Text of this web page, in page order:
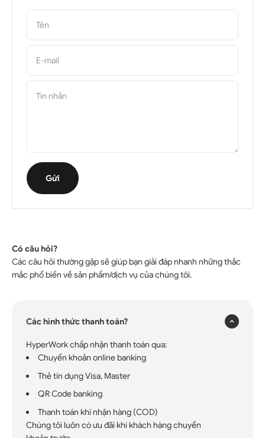
Tên
E-mail
Tin nhắn
Gửi
Có câu hỏi?
Các câu hỏi thường gặp sẽ giúp bạn giải đáp nhanh những thắc
mắc phổ biến về sản phẩm/dịch vụ của chúng tôi.
Các hình thức thanh toán?
HyperWork chấp nhận thanh toán qua:
Chuyển khoản online banking
Thẻ tín dụng Visa, Master
QR Code banking
Thanh toán khi nhận hàng (COD)
Chúng tôi luôn có ưu đãi khi khách hàng chuyển